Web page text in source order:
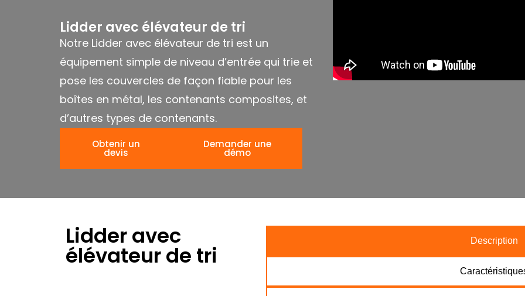
Lidder avec élévateur de tri
Notre Lidder avec élévateur de tri est un
équipement simple de niveau d’entrée qui trie et
pose les couvercles de façon fiable pour les
boîtes en métal, les contenants composites, et
d’autres types de contenants.
Obtenir un
devis
Demander une
démo
Description
Lidder avec
élévateur de tri